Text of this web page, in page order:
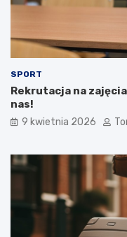
SPORT
Rekrutacja na
nas!
9 kwietnia 2026